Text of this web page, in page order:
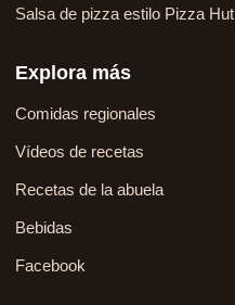
Salsa de pizza estilo Pizza Hut
Explora más
Comidas regionales
Vídeos de recetas
Recetas de la abuela
Bebidas
Facebook